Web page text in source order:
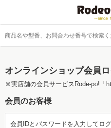
オンラインショップ会員
※実店舗の会員サービスRode-po! 「
会員のお客様
会員IDとパスワードを入力してロ